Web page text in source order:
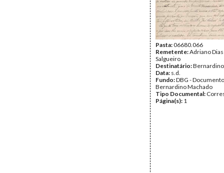
Pasta:06680.066
Remetente:Adriano
Salgueiro
Destinatário:
Data: s.d.
Fundo:DBG -
Bernardino Machado
Tipo Documental:
Página(s): 1